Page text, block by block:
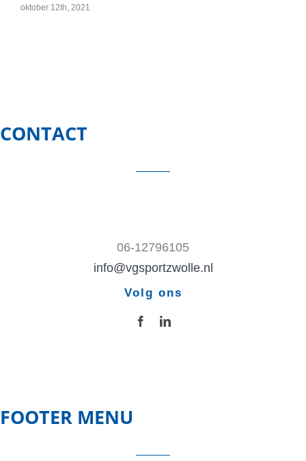
oktober 12th, 2021
CONTACT
06-12796105
info@vgsportzwolle.nl
Volg ons
FOOTER MENU